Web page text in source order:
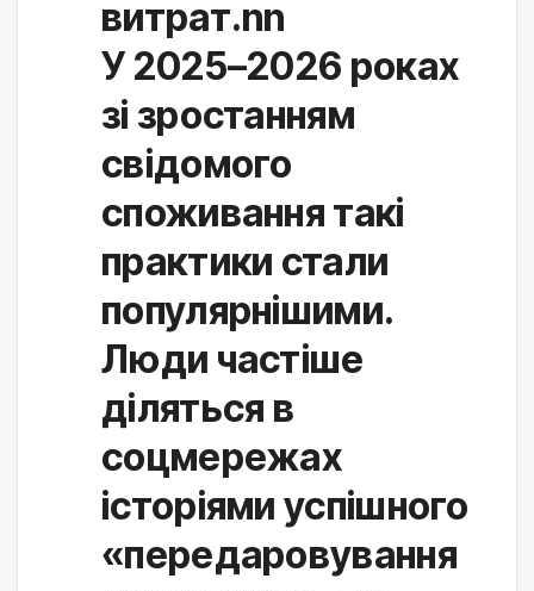
витрат.nn
У 2025–2026 роках
зі зростанням
свідомого
споживання такі
практики стали
популярнішими.
Люди частіше
діляться в
соцмережах
історіями успішного
«передаровування